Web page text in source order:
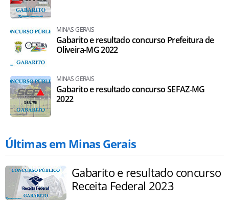
MINAS GERAIS
Gabarito e resultado concurso Prefeitura de
Oliveira-MG 2022
MINAS GERAIS
Gabarito e resultado concurso SEFAZ-MG
2022
Últimas em Minas Gerais
Gabarito e resultado concurso
Receita Federal 2023